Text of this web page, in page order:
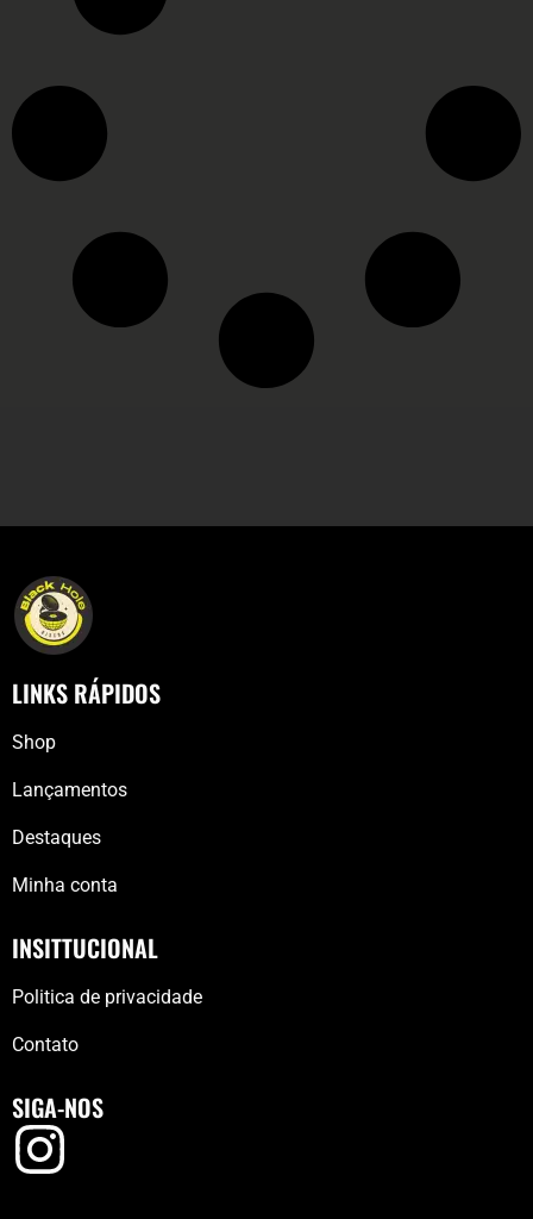
LINKS RÁPIDOS
Shop
Lançamentos
Destaques
Minha conta
INSITTUCIONAL
Politica de privacidade
Contato
SIGA-NOS